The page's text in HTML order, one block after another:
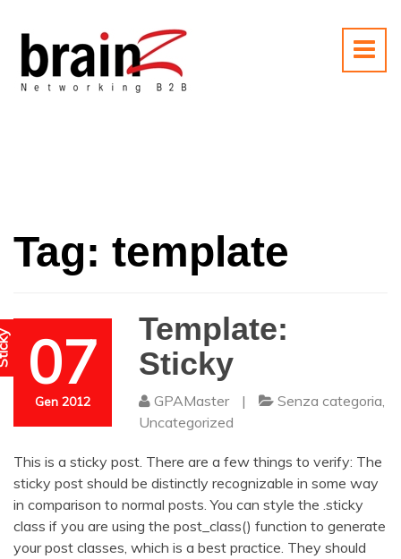
Tag: template
07
Gen 2012
Template:
Sticky
GPAMaster | Senza categoria,
Uncategorized
This is a sticky post. There are a few things to verify: The
sticky post should be distinctly recognizable in some way
in comparison to normal posts. You can style the .sticky
class if you are using the post_class() function to generate
your post classes, which is a best practice. They should